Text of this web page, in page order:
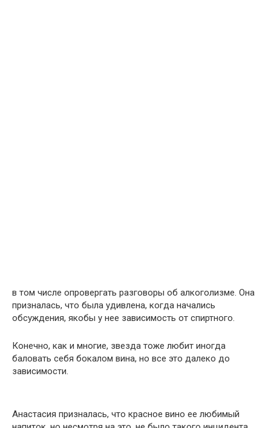
в том числе опровергать разговоры об алкоголизме. Она
призналась, что была удивлена, когда начались
обсуждения, якобы у нее зависимость от спиртного.
Конечно, как и многие, звезда тоже любит иногда
баловать себя бокалом вина, но все это далеко до
зависимости.
Анастасия призналась, что красное вино ее любимый